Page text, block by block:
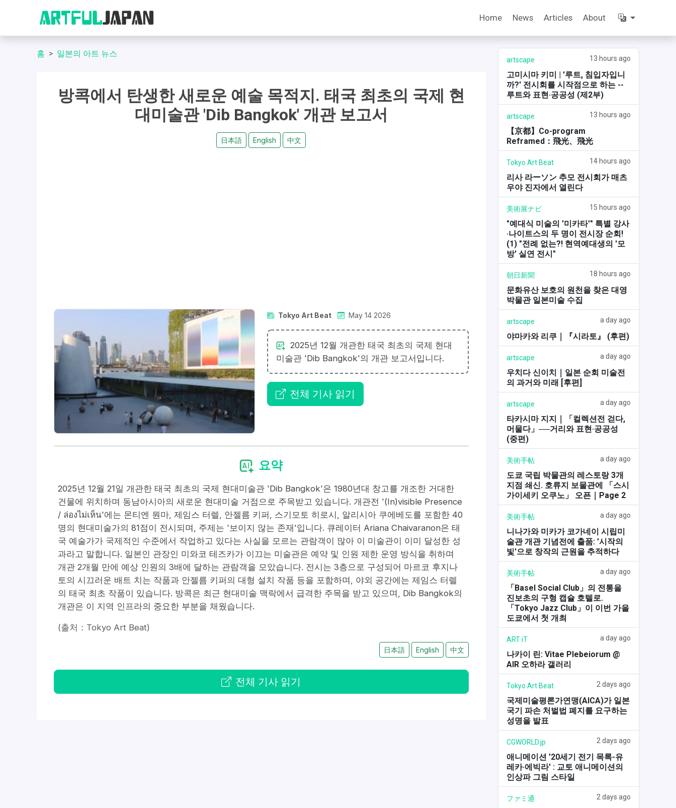
Home News Articles About
홈 일본의 아트 뉴스
방콕에서 탄생한 새로운 예술 목적지. 태국 최초의 국제 현
대미술관 'Dib Bangkok' 개관 보고서
日本語 English 中文
Tokyo Art Beat May 14 2026
2025년 12월 개관한 태국 최초의 국제 현대
미술관 'Dib Bangkok'의 개관 보고서입니다.
전체 기사 읽기
요약
2025년 12월 21일 개관한 태국 최초의 국제 현대미술관 'Dib Bangkok'은 1980년대 창고를 개조한 거대한
건물에 위치하며 동남아시아의 새로운 현대미술 거점으로 주목받고 있습니다. 개관전 '(In)visible Presence
/ ล่องไม่เห็น'에는 몬티엔 뭔마, 제임스 터렐, 안젤름 키퍼, 스기모토 히로시, 알리시아 쿠에베도를 포함한 40
명의 현대미술가의 81점이 전시되며, 주제는 '보이지 않는 존재'입니다. 큐레이터 Ariana Chaivaranon은 태
국 예술가가 국제적인 수준에서 작업하고 있다는 사실을 모르는 관람객이 많아 이 미술관이 이미 달성한 성
과라고 말합니다. 일본인 관장인 미와코 테즈카가 이끄는 미술관은 예약 및 인원 제한 운영 방식을 취하며
개관 2개월 만에 예상 인원의 3배에 달하는 관람객을 모았습니다. 전시는 3층으로 구성되어 마르코 후지나
토의 시끄러운 배트 치는 작품과 안젤름 키퍼의 대형 설치 작품 등을 포함하며, 야외 공간에는 제임스 터렐
의 태국 최초 작품이 있습니다. 방콕은 최근 현대미술 맥락에서 급격한 주목을 받고 있으며, Dib Bangkok의
개관은 이 지역 인프라의 중요한 부분을 채웠습니다.
(출처：Tokyo Art Beat)
日本語 English 中文
전체 기사 읽기
artscape 13 hours ago
고미시마 키미 | '루트, 침입자입니
까?' 전시회를 시작점으로 하는 --
루트와 표현·공공성 (제2부)
artscape 13 hours ago
【京都】Co-program
Reframed：飛光、飛光
Tokyo Art Beat 14 hours ago
리사 라ーソン 추모 전시회가 매츠
우야 진자에서 열린다
美術展ナビ 15 hours ago
"예대식 미술의 '미카타'" 특별 강사
·나이트스의 두 명이 전시장 순회!
(1) "전례 없는?! 현역예대생의 '모
방' 실연 전시"
朝日新聞 18 hours ago
문화유산 보호의 원천을 찾은 대영
박물관 일본미술 수집
artscape a day ago
야마카와 리쿠｜『시라토』 (후편)
artscape a day ago
우치다 신이치｜일본 순회 미술전
의 과거와 미래 [후편]
artscape a day ago
타카시마 지지｜「컬렉션전 걷다,
머물다」──거리와 표현·공공성
(중편)
美術手帖 a day ago
도쿄 국립 박물관의 레스토랑 3개
지점 쇄신. 호류지 보물관에 「스시
가이세키 오쿠노」 오픈｜Page 2
美術手帖 a day ago
니나가와 미카가 코가네이 시립미
술관 개관 기념전에 출품: '시작의
빛'으로 창작의 근원을 추적하다
美術手帖 a day ago
「Basel Social Club」의 전통을
진보초의 구형 캡슐 호텔로.
「Tokyo Jazz Club」이 이번 가을
도쿄에서 첫 개최
ART iT a day ago
나카이 린: Vitae Plebeiorum @
AIR 오하라 갤러리
Tokyo Art Beat 2 days ago
국제미술평론가연맹(AICA)가 일본
국기 파손 처벌법 폐지를 요구하는
성명을 발표
CGWORLD.jp 2 days ago
애니메이션 '20세기 전기 목록-유
레카·에빅라' : 교토 애니메이션의
인상파 그림 스타일
ファミ通 2 days ago